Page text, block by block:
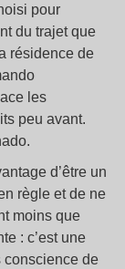
pour
du trajet que
résidence de
les
peu avant.
d’être un
règle et de ne
moins que
: c’est une
conscience de